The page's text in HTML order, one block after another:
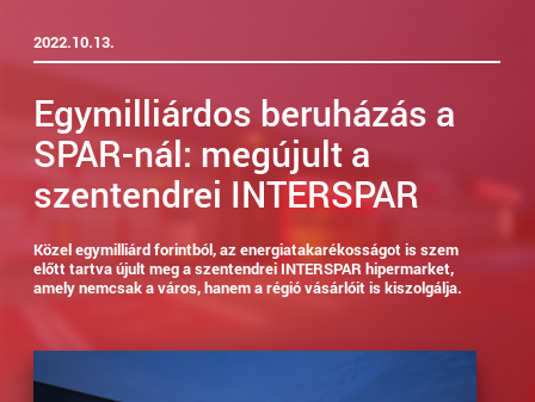
2022.10.13.
Egymilliárdos beruházás a
SPAR-nál: megújult a
szentendrei INTERSPAR
Közel egymilliárd forintból, az energiatakarékosságot is szem
előtt tartva újult meg a szentendrei INTERSPAR hipermarket,
amely nemcsak a város, hanem a régió vásárlóit is kiszolgálja.